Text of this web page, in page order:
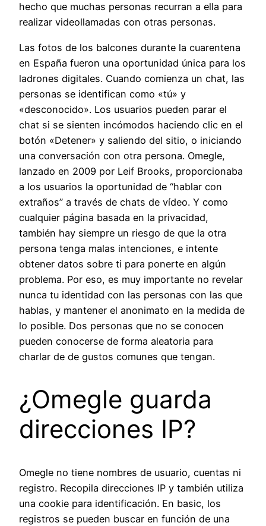
hecho que muchas personas recurran a ella para
realizar videollamadas con otras personas.
Las fotos de los balcones durante la cuarentena
en España fueron una oportunidad única para los
ladrones digitales. Cuando comienza un chat, las
personas se identifican como «tú» y
«desconocido». Los usuarios pueden parar el
chat si se sienten incómodos haciendo clic en el
botón «Detener» y saliendo del sitio, o iniciando
una conversación con otra persona. Omegle,
lanzado en 2009 por Leif Brooks, proporcionaba
a los usuarios la oportunidad de “hablar con
extraños” a través de chats de vídeo. Y como
cualquier página basada en la privacidad,
también hay siempre un riesgo de que la otra
persona tenga malas intenciones, e intente
obtener datos sobre ti para ponerte en algún
problema. Por eso, es muy importante no revelar
nunca tu identidad con las personas con las que
hablas, y mantener el anonimato en la medida de
lo posible. Dos personas que no se conocen
pueden conocerse de forma aleatoria para
charlar de de gustos comunes que tengan.
¿Omegle guarda
direcciones IP?
Omegle no tiene nombres de usuario, cuentas ni
registro. Recopila direcciones IP y también utiliza
una cookie para identificación. En basic, los
registros se pueden buscar en función de una